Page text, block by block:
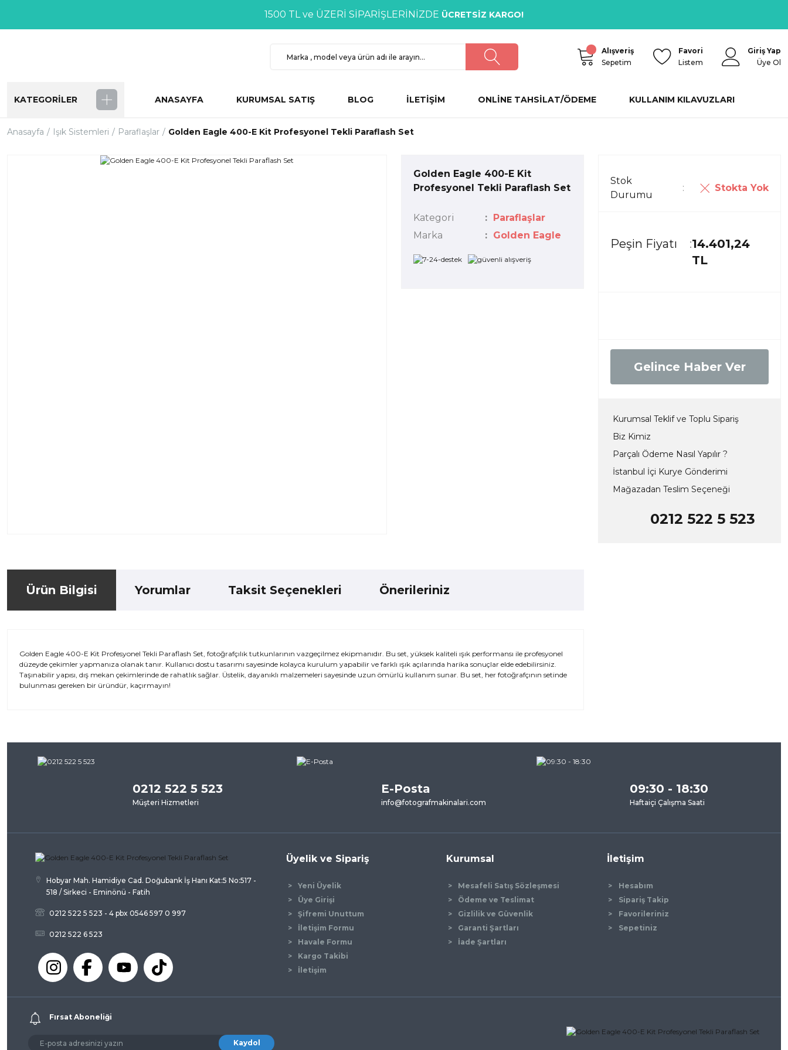
1500 TL ve ÜZERİ SİPARİŞLERİNİZDE ÜCRETSİZ KARGO!
Alışveriş
Sepetim
Favori
Listem
Giriş Yap
Üye Ol
KATEGORİLER ANASAYFA KURUMSAL SATIŞ BLOG İLETİŞİM ONLİNE TAHSİLAT/ÖDEME KULLANIM KILAVUZLARI
Anasayfa Işık Sistemleri Paraflaşlar Golden Eagle 400-E Kit Profesyonel Tekli Paraflash Set
Golden Eagle 400-E Kit
Profesyonel Tekli Paraflash Set
Kategori
Paraflaşlar
Marka
Golden Eagle
Stok
Durumu
Stokta Yok
Peşin Fiyatı
14.401,24
TL
Gelince Haber Ver
Kurumsal Teklif ve Toplu Sipariş
Biz Kimiz
Parçalı Ödeme Nasıl Yapılır ?
İstanbul İçi Kurye Gönderimi
Mağazadan Teslim Seçeneği
0212 522 5 523
Ürün Bilgisi Yorumlar Taksit Seçenekleri Önerileriniz
Golden Eagle 400-E Kit Profesyonel Tekli Paraflash Set, fotoğrafçılık tutkunlarının vazgeçilmez ekipmanıdır. Bu set, yüksek kaliteli ışık performansı ile profesyonel
düzeyde çekimler yapmanıza olanak tanır. Kullanıcı dostu tasarımı sayesinde kolayca kurulum yapabilir ve farklı ışık açılarında harika sonuçlar elde edebilirsiniz.
Taşınabilir yapısı, dış mekan çekimlerinde de rahatlık sağlar. Üstelik, dayanıklı malzemeleri sayesinde uzun ömürlü kullanım sunar. Bu set, her fotoğrafçının setinde
bulunması gereken bir üründür, kaçırmayın!
Görüş ve önerileriniz için teşekkür ederiz.
Ürün resmi kalitesiz, bozuk veya görüntülenemiyor.
Ürün açıklamasında eksik bilgiler bulunuyor.
Ürün fiyatı diğer sitelerden daha pahalı.
Bu ürüne benzer farklı alternatifler olmalı.
Gönder
0212 522 5 523
Müşteri Hizmetleri
E-Posta
info@fotografmakinalari.com
09:30 - 18:30
Haftaiçi Çalışma Saati
Hobyar Mah. Hamidiye Cad. Doğubank İş Hanı Kat:5 No:517 -
518 / Sirkeci - Eminönü - Fatih
0212 522 5 523 - 4 pbx 0546 597 0 997
0212 522 6 523
Üyelik ve Sipariş
Yeni Üyelik
Üye Girişi
Şifremi Unuttum
İletişim Formu
Havale Formu
Kargo Takibi
İletişim
Kurumsal
Mesafeli Satış Sözleşmesi
Ödeme ve Teslimat
Gizlilik ve Güvenlik
Garanti Şartları
İade Şartları
İletişim
Hesabım
Sipariş Takip
Favorileriniz
Sepetiniz
Fırsat Aboneliği
Kaydol